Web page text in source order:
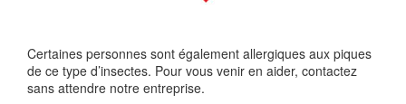
Certaines personnes sont également allergiques aux piques
de ce type d’insectes. Pour vous venir en aider, contactez
sans attendre notre entreprise.